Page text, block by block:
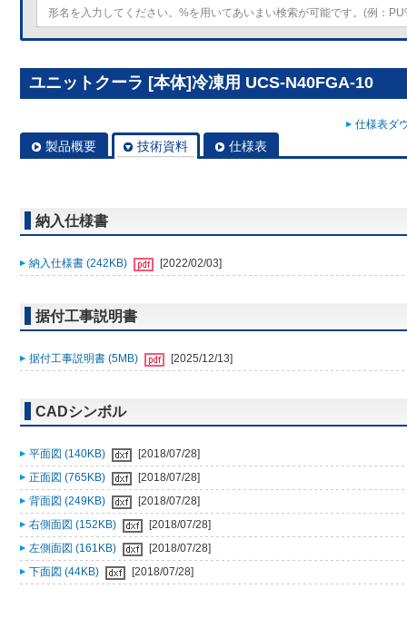
ユニットクーラ [本体]冷凍用 UCS-N40FGA-10
仕様表ダ
製品概要 技術資料 仕様表
納入仕様書
納入仕様書 (242KB) [2022/02/03]
据付工事説明書
据付工事説明書 (5MB) [2025/12/13]
CADシンボル
平面図 (140KB)
[2018/07/28]
正面図 (765KB)
[2018/07/28]
背面図 (249KB)
[2018/07/28]
右側面図 (152KB)
[2018/07/28]
左側面図 (161KB)
[2018/07/28]
下面図 (44KB)
[2018/07/28]